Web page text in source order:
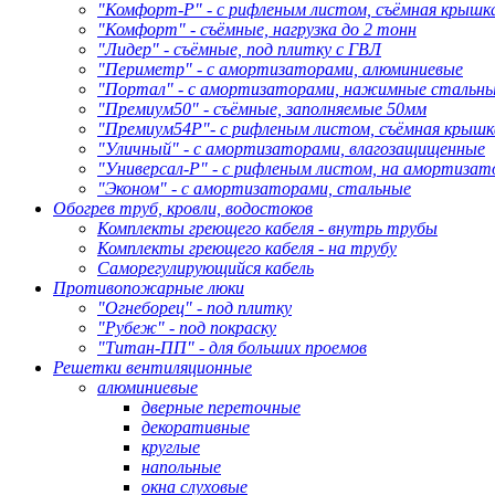
"Комфорт-Р" - с рифленым листом, съёмная
"Комфорт" - съёмные, нагрузка до 2 тонн
"Лидер" - съёмные, под плитку с ГВЛ
"Периметр" - с амортизаторами, алюминиевые
"Портал" - с амортизаторами, нажимные
"Премиум50" - съёмные, заполняемые 50мм
"Премиум54Р"- с рифленым листом, съёмная
"Уличный" - с амортизаторами, влагозащищенные
"Универсал-Р" - с рифленым листом, на
"Эконом" - с амортизаторами, стальные
Обогрев труб, кровли, водостоков
Комплекты греющего кабеля - внутрь трубы
Комплекты греющего кабеля - на трубу
Саморегулирующийся кабель
Противопожарные люки
"Огнеборец" - под плитку
"Рубеж" - под покраску
"Титан-ПП" - для больших проемов
Решетки вентиляционные
алюминиевые
дверные переточные
декоративные
круглые
напольные
окна слуховые